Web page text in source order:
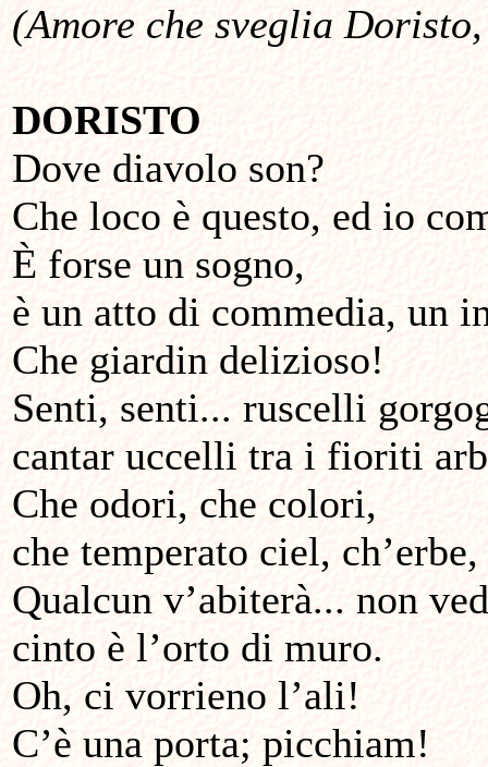
(Amore che sveglia
DORISTO
Dove diavolo son?
Che loco è questo, ed io
È forse un sogno,
è un atto di commedia, un
Che giardin delizioso!
Senti, senti... ruscelli
cantar uccelli tra i fioriti
Che odori, che colori,
che temperato ciel,
Qualcun v’abiterà... non
cinto è l’orto di muro.
Oh, ci vorrieno l’ali!
C’è una porta; picchiam!